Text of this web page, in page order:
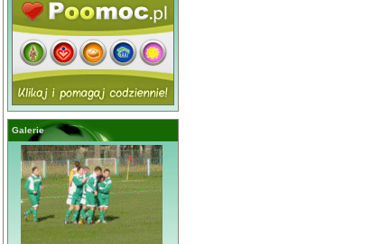
Galerie